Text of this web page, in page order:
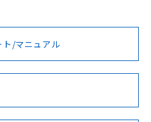
いただく前に、以下を必ずお読
例
ト/マニュアル